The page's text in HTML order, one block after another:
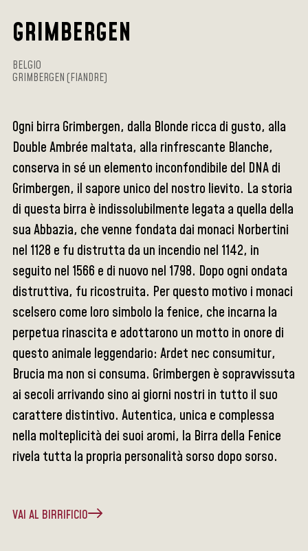
GRIMBERGEN
BELGIO
GRIMBERGEN (FIANDRE)
Ogni birra Grimbergen, dalla Blonde ricca di gusto, alla
Double Ambrée maltata, alla rinfrescante Blanche,
conserva in sé un elemento inconfondibile del DNA di
Grimbergen, il sapore unico del nostro lievito. La storia
di questa birra è indissolubilmente legata a quella della
sua Abbazia, che venne fondata dai monaci Norbertini
nel 1128 e fu distrutta da un incendio nel 1142, in
seguito nel 1566 e di nuovo nel 1798. Dopo ogni ondata
distruttiva, fu ricostruita. Per questo motivo i monaci
scelsero come loro simbolo la fenice, che incarna la
perpetua rinascita e adottarono un motto in onore di
questo animale leggendario: Ardet nec consumitur,
Brucia ma non si consuma. Grimbergen è sopravvissuta
ai secoli arrivando sino ai giorni nostri in tutto il suo
carattere distintivo. Autentica, unica e complessa
nella molteplicità dei suoi aromi, la Birra della Fenice
rivela tutta la propria personalità sorso dopo sorso.
VAI AL BIRRIFICIO